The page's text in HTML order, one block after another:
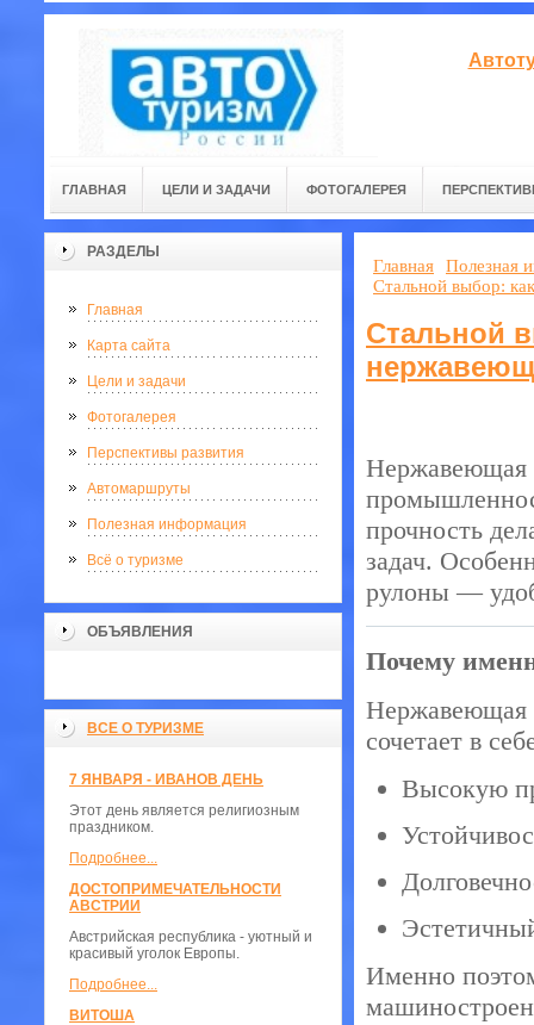
ГЛАВНАЯ ЦЕЛИ И ЗАДАЧИ ФОТОГАЛЕРЕЯ
РАЗДЕЛЫ
Главная
Карта сайта
Цели и задачи
Фотогалерея
Перспективы развития
Автомаршруты
Полезная информация
Всё о туризме
ОБЪЯВЛЕНИЯ
ВСЕ О ТУРИЗМЕ
7 ЯНВАРЯ - ИВАНОВ ДЕНЬ
Этот день является религиозным
праздником.
Подробнее...
ДОСТОПРИМЕЧАТЕЛЬНОСТИ
АВСТРИИ
Австрийская республика - уютный и
красивый уголок Европы.
Подробнее...
ВИТОША
Главная
Полезная
Стальной выбор:
Стальной
Нержавеющая
прочность
задач.
рулоны —
Почему
Нержавеющая
сочетает в
Высокую
Именно